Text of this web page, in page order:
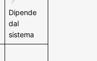
Dipende
dal
sistema